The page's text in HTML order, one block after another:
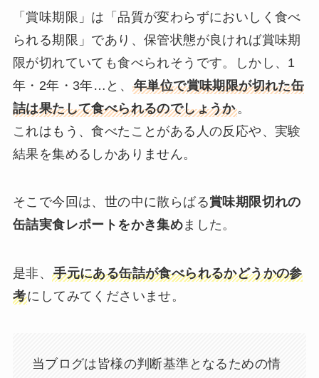
「賞味期限」は「品質が変わらずにおいしく食べ
られる期限」であり、保管状態が良ければ賞味期
限が切れていても食べられそうです。しかし、1
年・2年・3年…と、 年単位で賞味期限が切れた缶
詰は果たして食べられるのでしょうか。
これはもう、食べたことがある人の反応や、実験
結果を集めるしかありません。
そこで今回は、世の中に散らばる賞味期限切れの
缶詰実食レポートをかき集めました。
是非、手元にある缶詰が食べられるかどうかの参
考にしてみてくださいませ。
当ブログは皆様の判断基準となるための情